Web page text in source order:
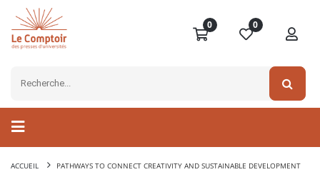
0 0
ACCUEIL PATHWAYS TO CONNECT CREATIVITY AND SUSTAINABLE DEVELOPMENT